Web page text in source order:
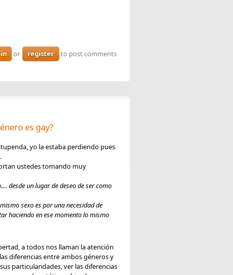
or register to post comments
es gay?
yo la estaba perdiendo pues
ustedes tomando muy
desde un lugar de deseo de ser como
sexo es por una necesidad de
haciendo en ese momento lo mismo
a todos nos llaman la atención
diferencias entre ambos géneros y
particularidades, ver las diferencias